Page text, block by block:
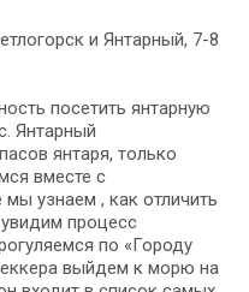
и Янтарный, 7-8
посетить янтарную
Янтарный
янтаря, только
вместе с
узнаем , как отличить
процесс
по «Городу
выйдем к морю на